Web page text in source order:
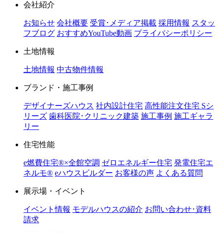
会社紹介
お知らせ 会社概要 受賞･メディア掲載 採用情報 スタッ
フブログ おすすめYouTube動画 プライバシーポリシー
土地情報
土地情報 中古物件情報
ブランド・施工事例
デザイナーズハウス 社内設計住宅 高性能注文住宅 Sシ
リーズ 歯科医院･クリニック建築 施工事例 施工ギャラ
リー
住宅性能
e燃費住宅®︎×全館空調 ゼロエネルギー住宅 発電住宅エ
ネルモ®︎ eハウスビルダー お客様の声 よくある質問
展示場・イベント
イベント情報 モデルハウスの紹介 お問い合わせ･資料
請求